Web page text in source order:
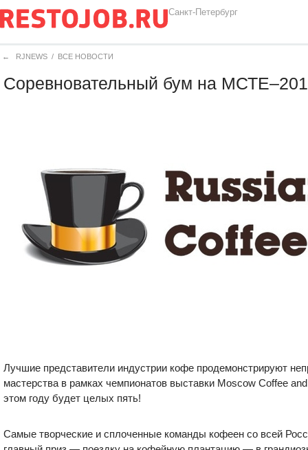
Санкт-Петербург
← RJNEWS / ВСЕ НОВОСТИ
Соревновательный бум на
Лучшие представители индустрии кофе продемонстрируют
мастерства в рамках чемпионатов выставки Moscow Coffee
этом году будет целых пять!
Самые творческие и сплоченные команды кофеен со всей